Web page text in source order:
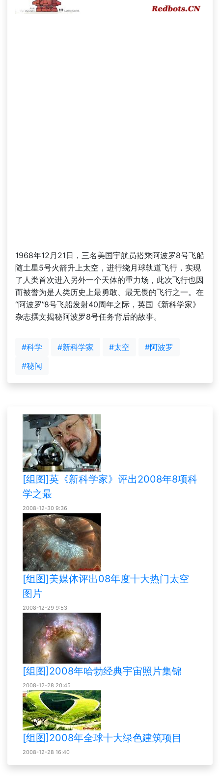
1968年12月21日，三名美国宇航员搭乘阿波罗8号飞船
随土星5号火箭升上太空，进行绕月球轨道飞行，实现
了人类首次进入另外一个天体的重力场，此次飞行也因
而被誉为是人类历史上最勇敢、最无畏的飞行之一。在
“阿波罗”8号飞船发射40周年之际，英国《新科学家》
杂志撰文揭秘阿波罗8号任务背后的故事。
#科学 #新科学家 #太空
#阿波罗
#秘闻
[组图]英《新科学家》评出2008年8项科
学之最
2008-12-30 9:36
[组图]美媒体评出08年度十大热门太空
图片
2008-12-29 9:53
[组图]2008年哈勃经典宇宙照片集锦
2008-12-28 20:45
[组图]2008年全球十大绿色建筑项目
2008-12-28 16:40